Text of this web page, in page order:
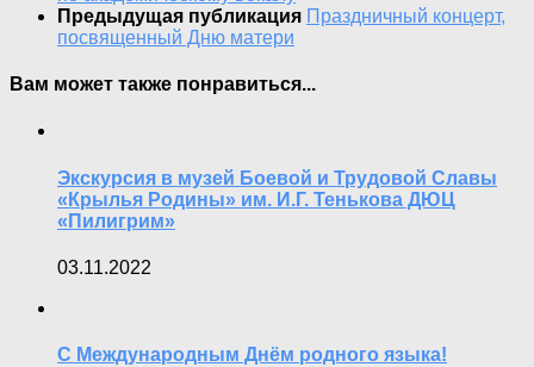
Предыдущая публикация Праздничный концерт,
посвященный Дню матери
Вам может также понравиться...
Экскурсия в музей Боевой и Трудовой Славы
«Крылья Родины» им. И.Г. Тенькова ДЮЦ
«Пилигрим»
03.11.2022
С Международным Днём родного языка!